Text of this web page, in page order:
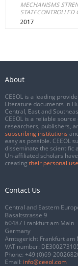
MECHANISMS
STATECONTROLLED
2017
About
CEEOL is a leading
Literature documents in
Central, East and
CEEOL is a reliable
researchers, publishers,
subscribing institutions
easy as possible. CEEOL
disseminate the scientific
Un-affiliated scholars
creating their personal
Contact Us
Central and Eastern
Basaltstrasse 9
60487 Frankfurt am Main
Germany
Amtsgericht Frankfurt am
VAT number:
Phone: +49 (0)69-
Email: info@ceeol.com